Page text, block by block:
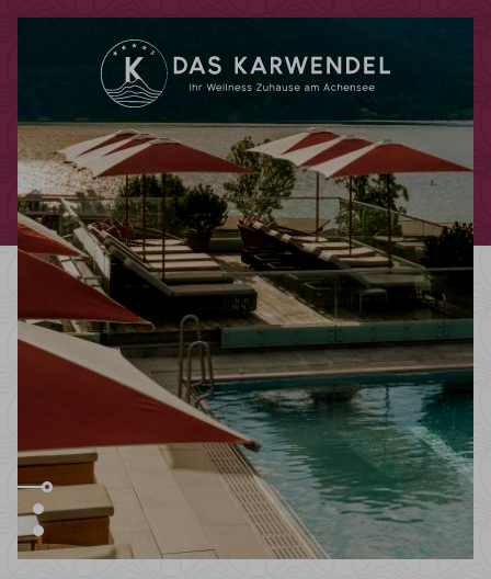
Code promotionnel
Vous pouvez faire valoir ici vos codes
promotionnels ou chèques-cadeaux.
Les codes suivants sont actuellement
acceptés :
Codes bonus
Chèques-cadeaux